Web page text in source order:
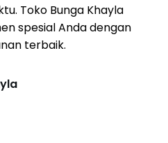
Toko Bunga Khayla
spesial Anda dengan
terbaik.